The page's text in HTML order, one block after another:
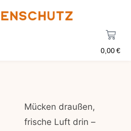
0,00€
Mücken draußen,
frische Luft drin –